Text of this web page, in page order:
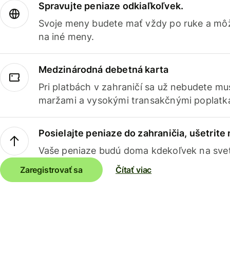
Spravujte peniaze odkiaľkoľvek.
Svoje meny budete mať vždy po ruke a
na iné meny.
Medzinárodná debetná karta
Pri platbách v zahraničí sa už nebudete
maržami a vysokými transakčnými
Posielajte peniaze do zahraničia, ušetrite
Vaše peniaze budú doma kdekoľvek na
Zaregistrovať sa Čítať viac